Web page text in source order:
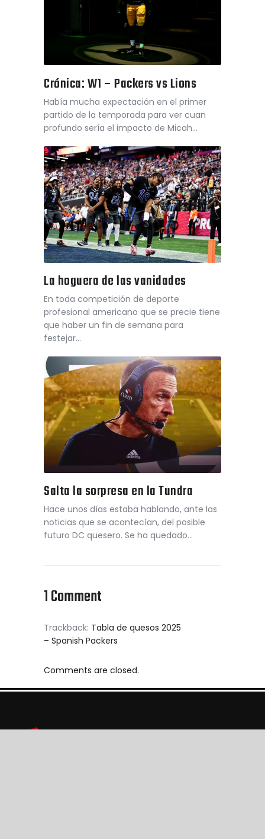
Crónica: W1 – Packers vs Lions
Había mucha expectación en el primer
partido de la temporada para ver cuan
profundo sería el impacto de Micah…
La hoguera de las vanidades
En toda competición de deporte
profesional americano que se precie tiene
que haber un fin de semana para
festejar…
Salta la sorpresa en la Tundra
Hace unos días estaba hablando, ante las
noticias que se acontecían, del posible
futuro DC quesero. Se ha quedado…
1 Comment
Trackback: Tabla de quesos 2025
– Spanish Packers
Comments are closed.